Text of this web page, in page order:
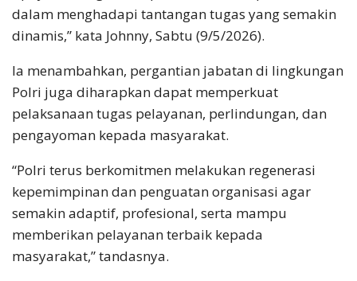
dalam menghadapi tantangan tugas yang semakin
dinamis,” kata Johnny, Sabtu (9/5/2026).
Ia menambahkan, pergantian jabatan di lingkungan
Polri juga diharapkan dapat memperkuat
pelaksanaan tugas pelayanan, perlindungan, dan
pengayoman kepada masyarakat.
“Polri terus berkomitmen melakukan regenerasi
kepemimpinan dan penguatan organisasi agar
semakin adaptif, profesional, serta mampu
memberikan pelayanan terbaik kepada
masyarakat,” tandasnya.